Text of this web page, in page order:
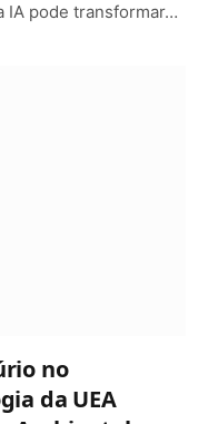
IA pode transformar…
no
da UEA